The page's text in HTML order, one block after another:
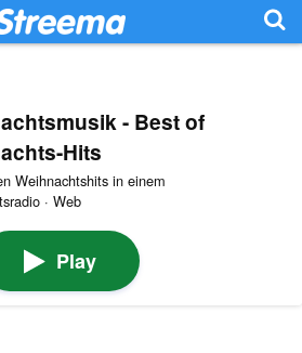
- Best of
Hits
Weihnachtshits in einem
· Web
Play